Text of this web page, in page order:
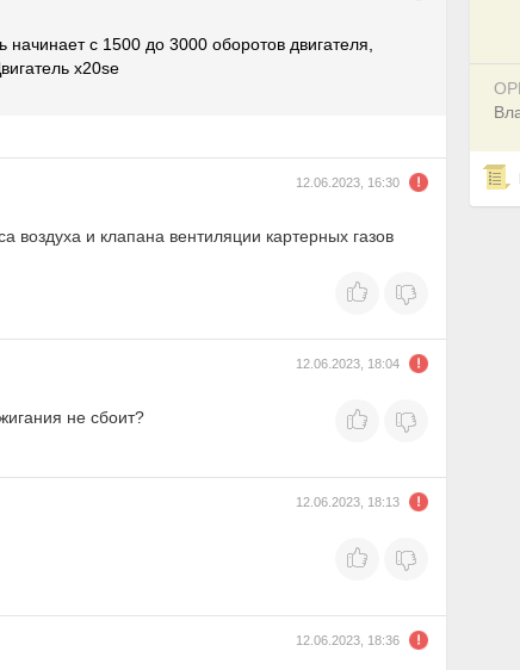
начинает с 1500 до 3000 оборотов двигателя,
x20se
12.06.2023, 16:30
воздуха и клапана вентиляции картерных газов
12.06.2023, 18:04
не сбоит?
12.06.2023, 18:13
12.06.2023, 18:36